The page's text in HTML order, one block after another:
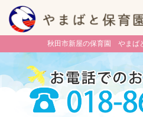
秋田市新屋の保育園 やまば